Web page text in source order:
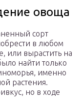
овоща
сорт
в любом
или вырастить на
найти только
именно
растения.
но в ходе